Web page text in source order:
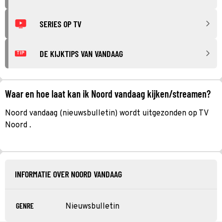
SERIES OP TV
TIP DE KIJKTIPS VAN VANDAAG
Waar en hoe laat kan ik Noord vandaag kijken/streamen?
Noord vandaag (nieuwsbulletin) wordt uitgezonden op TV
Noord .
INFORMATIE OVER NOORD VANDAAG
GENRE Nieuwsbulletin